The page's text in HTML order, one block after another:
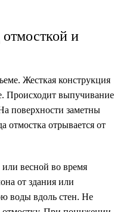
и
Жесткая конструкция
Происходит выпучивание
поверхности заметны
отрывается от
или весной во время
от здания или
воды вдоль стен. Не